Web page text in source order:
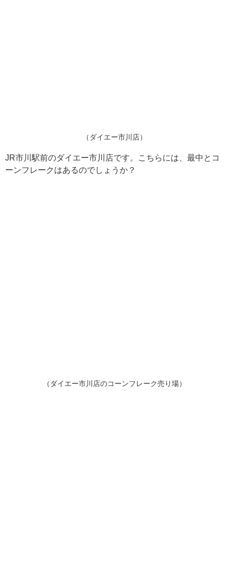
（ダイエー市川店）
JR市川駅前のダイエー市川店です。こちらには、最中とコ
ーンフレークはあるのでしょうか？
（ダイエー市川店のコーンフレーク売り場）